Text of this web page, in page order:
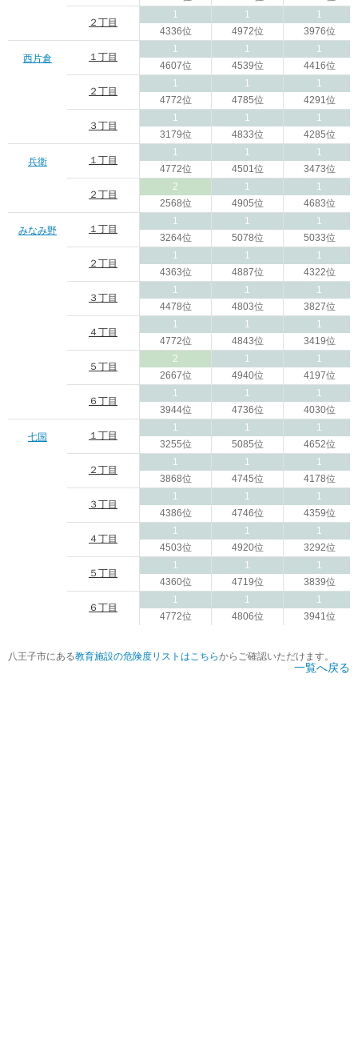
２丁目
1
4336位
1
4972位
1
3976位
西片倉 １丁目
1
4607位
1
4539位
1
4416位
２丁目
1
4772位
1
4785位
1
4291位
３丁目
1
3179位
1
4833位
1
4285位
兵衛 １丁目
1
4772位
1
4501位
1
3473位
２丁目
2
2568位
1
4905位
1
4683位
みなみ野 １丁目
1
3264位
1
5078位
1
5033位
２丁目
1
4363位
1
4887位
1
4322位
３丁目
1
4478位
1
4803位
1
3827位
４丁目
1
4772位
1
4843位
1
3419位
５丁目
2
2667位
1
4940位
1
4197位
６丁目
1
3944位
1
4736位
1
4030位
七国 １丁目
1
3255位
1
5085位
1
4652位
２丁目
1
3868位
1
4745位
1
4178位
３丁目
1
4386位
1
4746位
1
4359位
４丁目
1
4503位
1
4920位
1
3292位
５丁目
1
4360位
1
4719位
1
3839位
６丁目
1
4772位
1
4806位
1
3941位
八王子市にある教育施設の危険度リストはこちらからご確認いただけます。
一覧へ戻る